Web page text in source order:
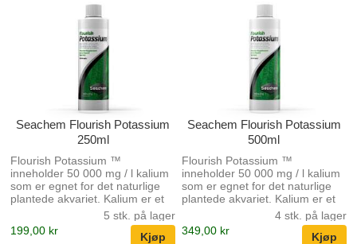
både i nitratformen og i den
foretrukne ammoniumformen.
Imidlertid frigjøres ingen gratis
ammoniakk fordi ammoniumet i
Flourish Nitrogen ™ er
sammensatt og utilgjengelig før
bruk av plantene. Ammonium
Seachem Flourish Potassium
250ml
Flourish Potassium ™
inneholder 50 000 mg / l kalium
som er egnet for det naturlige
plantede akvariet. Kalium er et
av flere elementer som er av
vital betydning for å
opprettholde et kraftig vekstnivå
5 stk. på lager
199,00 kr
Seachem Flourish Potassium
500ml
Flourish Potassium ™
inneholder 50 000 mg / l kalium
som er egnet for det naturlige
plantede akvariet. Kalium er et
av flere elementer som er av
vital betydning for å
opprettholde et kraftig vekstnivå
4 stk. på lager
349,00 kr